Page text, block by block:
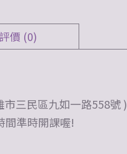
評價 (0)
市三民區九如一路558號 )
間準時開課喔!